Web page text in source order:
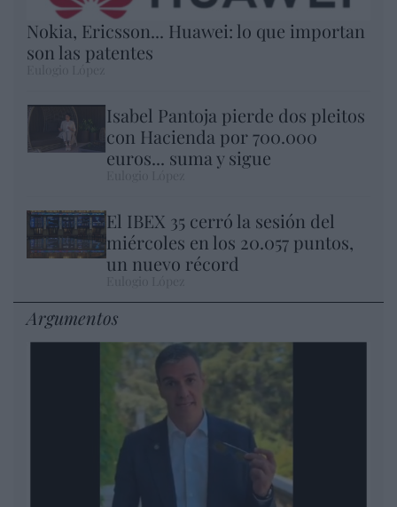
Nokia, Ericsson... Huawei: lo que importan
son las patentes
Isabel Pantoja pierde dos pleitos
con Hacienda por 700.000
euros... suma y sigue
El IBEX 35 cerró la sesión del
miércoles en los 20.057 puntos,
un nuevo récord
Argumentos